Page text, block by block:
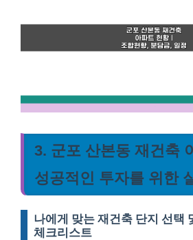
3. 군포 산본동 재건축
성공적인 투자를 위한
나에게 맞는 재건축 단지 선택
체크리스트